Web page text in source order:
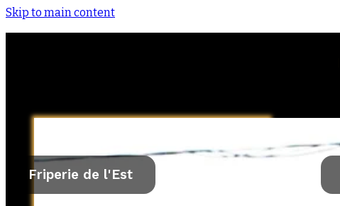
Skip to main content
Friperie de l'Est